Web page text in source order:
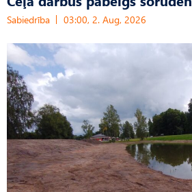
Sabiedrība 03:00, 2. Aug, 2026